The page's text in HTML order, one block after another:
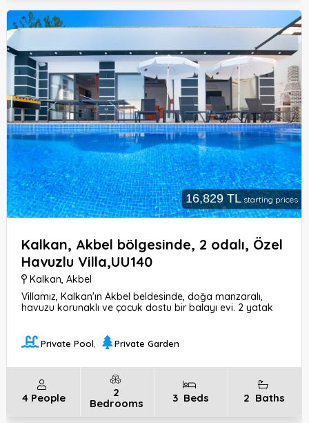
Kalkan, Akbel bölgesinde, 2 odalı, Özel
Havuzlu Villa,UU140
Kalkan,Akbel
Villamız, Kalkan'ın Akbel beldesinde, doğa manzaralı,
havuzu korunaklı ve çocuk dostu bir balayı evi. 2 yatak
Private Pool Private Garden
16,829 TL starting prices
4 People
2
Bedrooms
3 Beds 2 Baths